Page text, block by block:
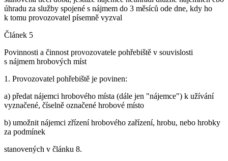
úhradu za služby spojené s nájmem do 3 měsíců ode dne, kdy ho
k tomu provozovatel písemně vyzval
Článek 5
Povinnosti a činnost provozovatele pohřebiště v souvislosti
s nájmem hrobových míst
1. Provozovatel pohřebiště je povinen:
a) předat nájemci hrobového místa (dále jen "nájemce") k užívání
vyznačené, číselně označené hrobové místo
b) umožnit nájemci zřízení hrobového zařízení, hrobu, nebo hrobky
za podmínek
stanovených v článku 8.